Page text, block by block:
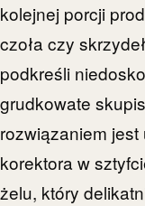
kolejnej porcji
czoła czy
podkreśli
grudkowate
rozwiązaniem
korektora w
żelu, który